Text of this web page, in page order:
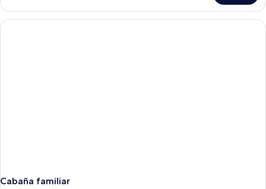
básica
Cabaña familiar